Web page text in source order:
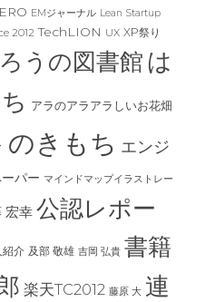
EMジャーナル Lean Startup
2012 TechLION UX XP祭り
うの図書館 は
アラのアラアラしいお花畑
きもち エンジ
パー マインドマップイラストレー
宏幸 公認レポー
紹介 及部 敬雄 吉岡 弘貴 書籍
楽天TC2012 藤原 大 連